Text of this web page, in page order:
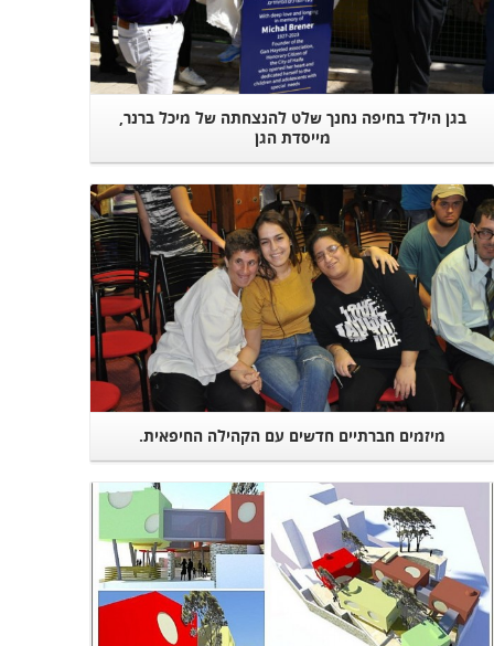
בגן הילד בחיפה נחנך שלט להנצחתה של מיכל ברנר,
מייסדת הגן‎
מיזמים חברתיים חדשים עם הקהילה החיפאית.